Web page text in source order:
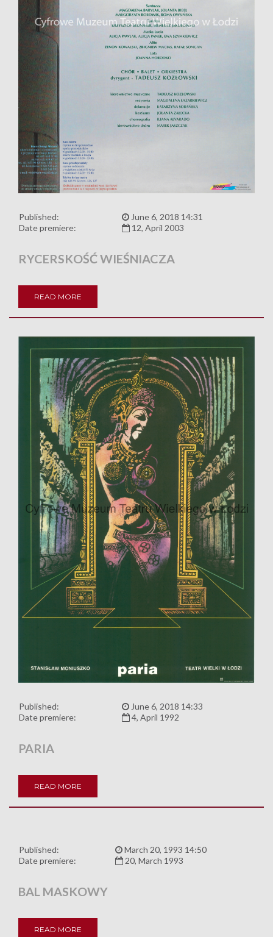
Published:
June 6, 2018 14:31
Date premiere:
12, April 2003
RYCERSKOŚĆ WIEŚNIACZA
READ MORE
Published:
June 6, 2018 14:33
Date premiere:
4, April 1992
PARIA
READ MORE
Published:
March 20, 1993 14:50
Date premiere:
20, March 1993
BAL MASKOWY
READ MORE